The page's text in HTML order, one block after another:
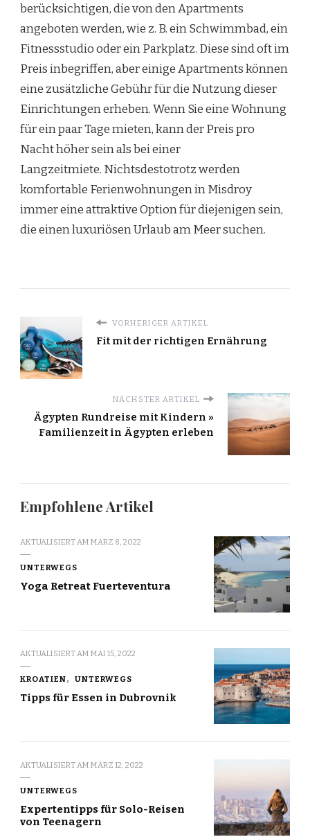
berücksichtigen, die von den Apartments
angeboten werden, wie z. B. ein Schwimmbad, ein
Fitnessstudio oder ein Parkplatz. Diese sind oft im
Preis inbegriffen, aber einige Apartments können
eine zusätzliche Gebühr für die Nutzung dieser
Einrichtungen erheben. Wenn Sie eine Wohnung
für ein paar Tage mieten, kann der Preis pro
Nacht höher sein als bei einer
Langzeitmiete. Nichtsdestotrotz werden
komfortable Ferienwohnungen in Misdroy
immer eine attraktive Option für diejenigen sein,
die einen luxuriösen Urlaub am Meer suchen.
VORHERIGER ARTIKEL
Fit mit der richtigen Ernährung
NÄCHSTER ARTIKEL
Ägypten Rundreise mit Kindern »
Familienzeit in Ägypten erleben
Empfohlene Artikel
AKTUALISIERT AM MÄRZ 8, 2022
UNTERWEGS
Yoga Retreat Fuerteventura
AKTUALISIERT AM MAI 15, 2022
KROATIEN UNTERWEGS
Tipps für Essen in Dubrovnik
AKTUALISIERT AM MÄRZ 12, 2022
UNTERWEGS
Expertentipps für Solo-Reisen
von Teenagern